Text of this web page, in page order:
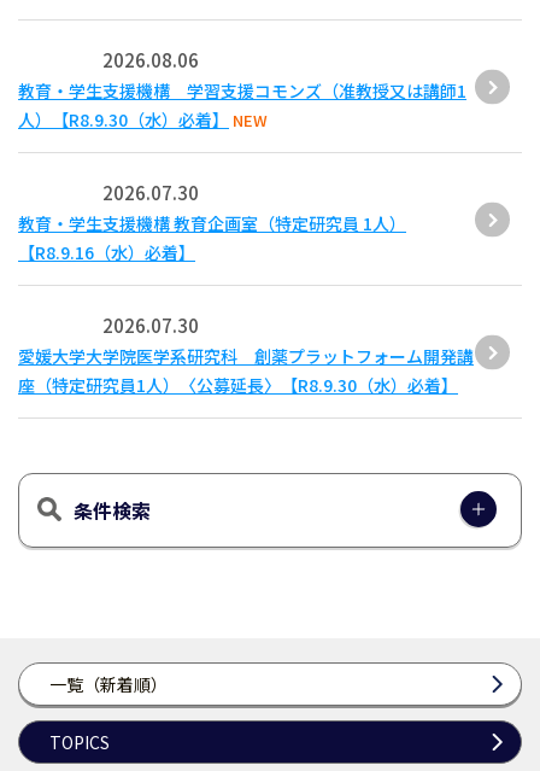
一覧（新着順）
TOPICS
2026.08.06
教育・学生支援機構 学習支援コモンズ（准教授又は講師1
人）【R8.9.30（水）必着】
NEW
2026.07.30
教育・学生支援機構 教育企画室（特定研究員 1人）
【R8.9.16（水）必着】
2026.07.30
愛媛大学大学院医学系研究科 創薬プラットフォーム開発講
座（特定研究員1人）〈公募延長〉【R8.9.30（水）必着】
条件検索